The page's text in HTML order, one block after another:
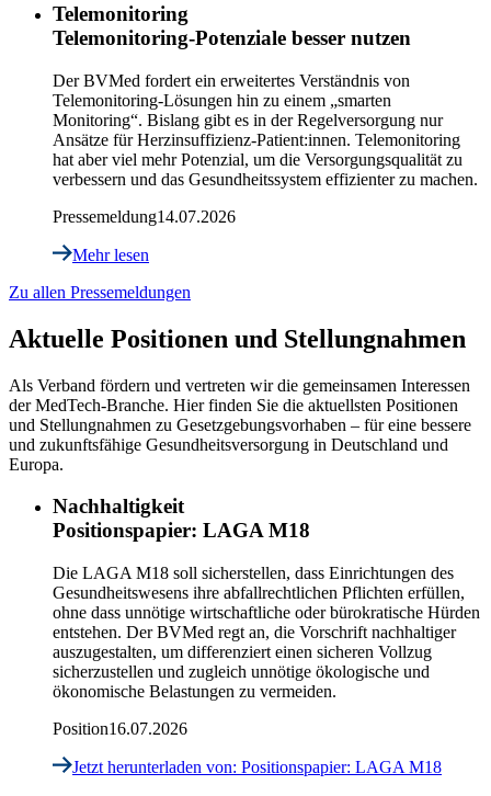
Telemonitoring
Telemonitoring-Potenziale besser nutzen
Der BVMed fordert ein erweitertes Verständnis von
Telemonitoring-Lösungen hin zu einem „smarten
Monitoring“. Bislang gibt es in der Regelversorgung nur
Ansätze für Herzinsuffizienz-Patient:innen. Telemonitoring
hat aber viel mehr Potenzial, um die Versorgungsqualität zu
verbessern und das Gesundheitssystem effizienter zu machen.
Pressemeldung14.07.2026
Mehr lesen
Zu allen Pressemeldungen
Aktuelle Positionen und Stellungnahmen
Als Verband fördern und vertreten wir die gemeinsamen Interessen
der MedTech-Branche. Hier finden Sie die aktuellsten Positionen
und Stellungnahmen zu Gesetzgebungsvorhaben – für eine bessere
und zukunftsfähige Gesundheitsversorgung in Deutschland und
Europa.
Nachhaltigkeit
Positionspapier: LAGA M18
Die LAGA M18 soll sicherstellen, dass Einrichtungen des
Gesundheitswesens ihre abfallrechtlichen Pflichten erfüllen,
ohne dass unnötige wirtschaftliche oder bürokratische Hürden
entstehen. Der BVMed regt an, die Vorschrift nachhaltiger
auszugestalten, um differenziert einen sicheren Vollzug
sicherzustellen und zugleich unnötige ökologische und
ökonomische Belastungen zu vermeiden.
Position16.07.2026
Jetzt herunterladen von: Positionspapier: LAGA M18